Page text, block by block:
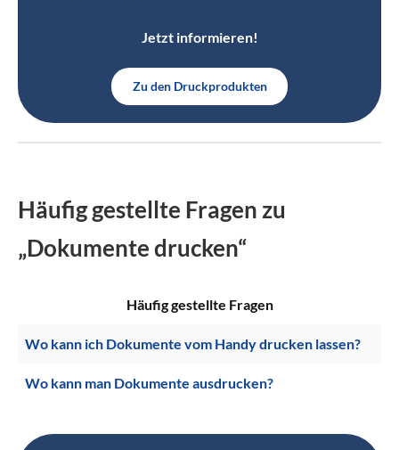
Jetzt informieren!
Zu den Druckprodukten
Häufig gestellte Fragen zu
„Dokumente drucken“
Häufig gestellte Fragen
Wo kann ich Dokumente vom Handy drucken lassen?
Wo kann man Dokumente ausdrucken?